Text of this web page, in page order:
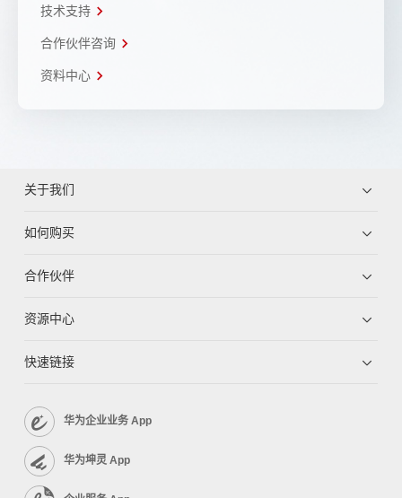
技术支持
合作伙伴咨询
资料中心
关于我们
如何购买
合作伙伴
资源中心
快速链接
华为企业业务 App
华为坤灵 App